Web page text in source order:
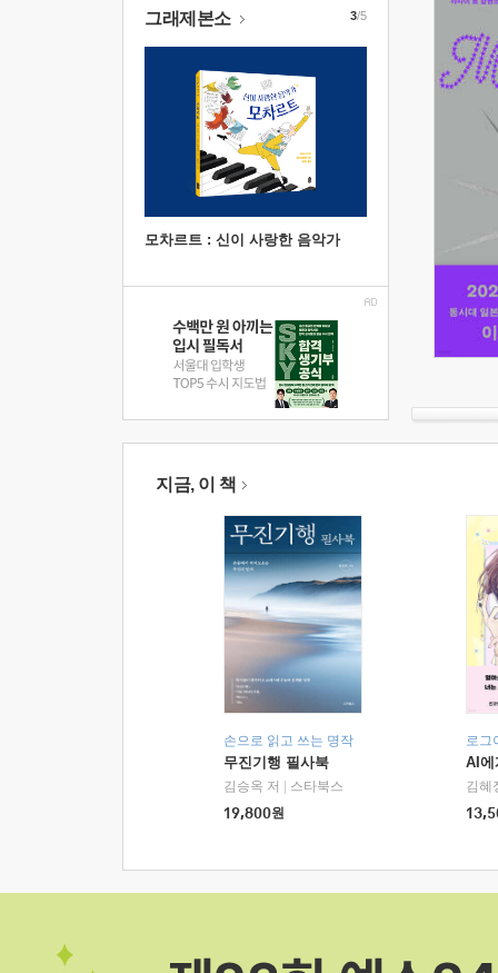
그래제본소
모차르트 : 신이 사랑한 음악가
3/5
지금, 이 책
손으로 읽고 쓰는 명작
무진기행 필사북
김승옥 저
스타북스
19,800원
로그
AI에
김혜